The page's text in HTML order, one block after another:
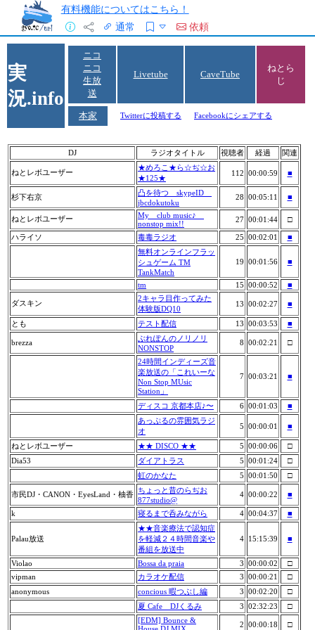
有料機能についてはこちら！
通常
依頼